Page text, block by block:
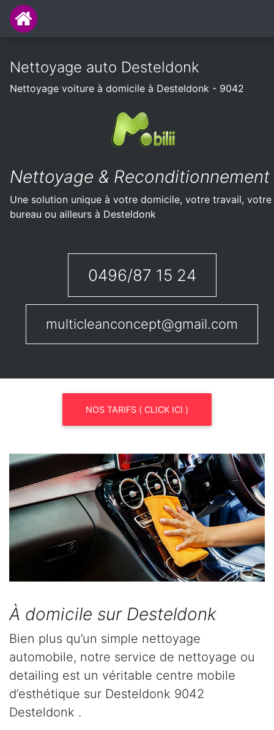
Nettoyage auto Desteldonk
Nettoyage voiture à domicile à Desteldonk - 9042
Nettoyage & Reconditionnement
Une solution unique à votre domicile, votre travail, votre
bureau ou ailleurs à Desteldonk
0496/87 15 24
multicleanconcept@gmail.com
NOS TARIFS ( CLICK ICI )
À domicile sur Desteldonk
Bien plus qu’un simple nettoyage
automobile, notre service de nettoyage ou
detailing est un véritable centre mobile
d’esthétique sur Desteldonk 9042
Desteldonk .